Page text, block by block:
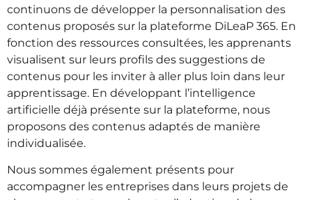
continuons de développer la personnalisation des
contenus proposés sur la plateforme DiLeaP 365. En
fonction des ressources consultées, les apprenants
visualisent sur leurs profils des suggestions de
contenus pour les inviter à aller plus loin dans leur
apprentissage. En développant l’intelligence
artificielle déjà présente sur la plateforme, nous
proposons des contenus adaptés de manière
individualisée.
Nous sommes également présents pour
accompagner les entreprises dans leurs projets de